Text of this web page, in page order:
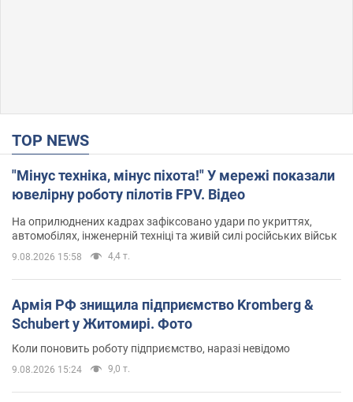
TOP NEWS
"Мінус техніка, мінус піхота!" У мережі показали
ювелірну роботу пілотів FPV. Відео
На оприлюднених кадрах зафіксовано удари по укриттях,
автомобілях, інженерній техніці та живій силі російських військ
9.08.2026 15:58 4,4 т.
Армія РФ знищила підприємство Kromberg &
Schubert у Житомирі. Фото
Коли поновить роботу підприємство, наразі невідомо
9.08.2026 15:24 9,0 т.